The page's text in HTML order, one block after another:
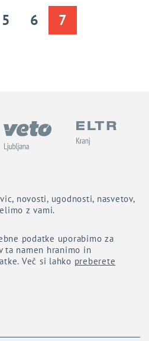
5 6 7
novosti, ugodnosti, nasvetov,
z vami.
podatke uporabimo za
ta namen hranimo in
Več si lahko preberete